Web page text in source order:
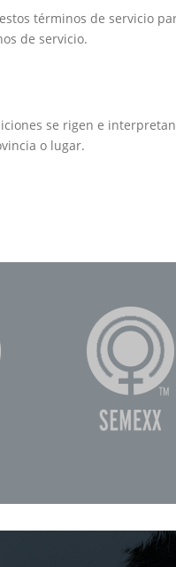
términos de servicio
de servicio.
se rigen e
o lugar.